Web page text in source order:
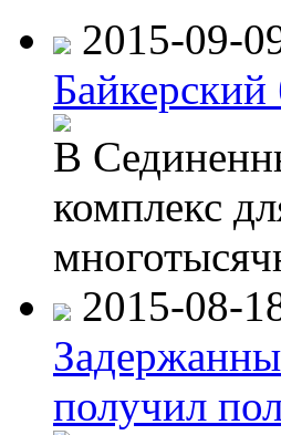
2015-09-
В
комплекс
2015-08-
получил